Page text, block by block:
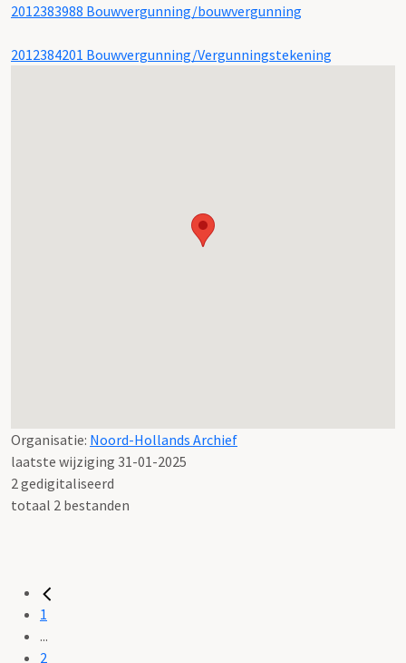
2012383988 Bouwvergunning/bouwvergunning
2012384201 Bouwvergunning/Vergunningstekening
Organisatie: Noord-Hollands Archief
laatste wijziging 31-01-2025
2 gedigitaliseerd
totaal 2 bestanden
1
...
2